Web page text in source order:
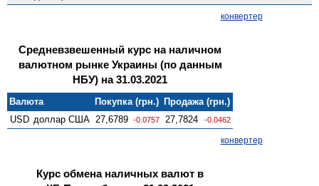
конвертер
Средневзвешенный курс на наличном
валютном рынке Украины (по данным
НБУ) на 31.03.2021
Валюта Покупка (грн.) Продажа (грн.)
USD доллар США 27,6789 -0.0757 27,7824 -0.0462
конвертер
Курс обмена наличных валют в